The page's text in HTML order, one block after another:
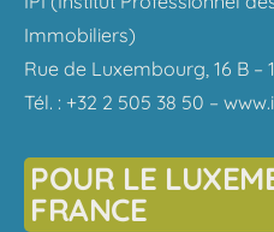
Immobiliers)
Rue de Luxembourg, 16 B –
Tél. : +32 2 505 38 50 –
POUR LE
FRANCE